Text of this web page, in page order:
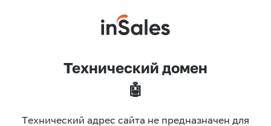
Технический домен
🤖
Технический адрес сайта не предназначен для